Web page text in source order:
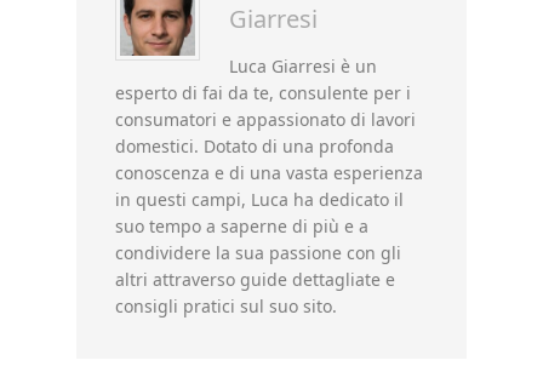
Giarresi
Luca Giarresi è un
esperto di fai da te, consulente per i
consumatori e appassionato di lavori
domestici. Dotato di una profonda
conoscenza e di una vasta esperienza
in questi campi, Luca ha dedicato il
suo tempo a saperne di più e a
condividere la sua passione con gli
altri attraverso guide dettagliate e
consigli pratici sul suo sito.